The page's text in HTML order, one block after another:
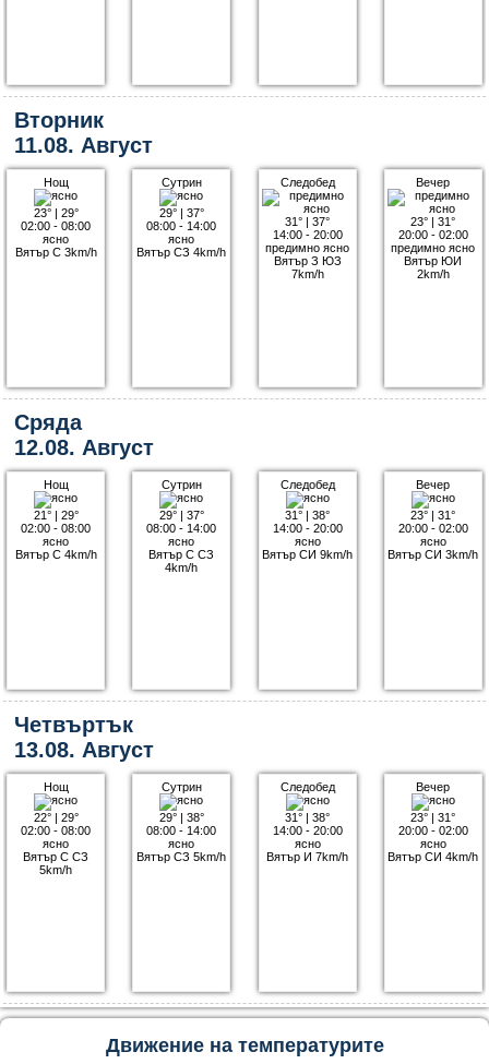
Вторник
11.08. Август
Нощ
23°| 29°
02:00 - 08:00
ясно
Вятър С 3km/h
Сутрин
29°| 37°
08:00 - 14:00
ясно
Вятър СЗ 4km/h
Следобед
31° |37°
14:00 - 20:00
предимно ясно
Вятър З ЮЗ
7km/h
Вечер
23° |31°
20:00 - 02:00
предимно ясно
Вятър ЮИ
2km/h
Сряда
12.08. Август
Нощ
21°| 29°
02:00 - 08:00
ясно
Вятър С 4km/h
Сутрин
29°| 37°
08:00 - 14:00
ясно
Вятър С СЗ
4km/h
Следобед
31° |38°
14:00 - 20:00
ясно
Вятър СИ 9km/h
Вечер
23° |31°
20:00 - 02:00
ясно
Вятър СИ 3km/h
Четвъртък
13.08. Август
Нощ
22°| 29°
02:00 - 08:00
ясно
Вятър С СЗ
5km/h
Сутрин
29°| 38°
08:00 - 14:00
ясно
Вятър СЗ 5km/h
Следобед
31° |38°
14:00 - 20:00
ясно
Вятър И 7km/h
Вечер
23° |31°
20:00 - 02:00
ясно
Вятър СИ 4km/h
Движение на температурите